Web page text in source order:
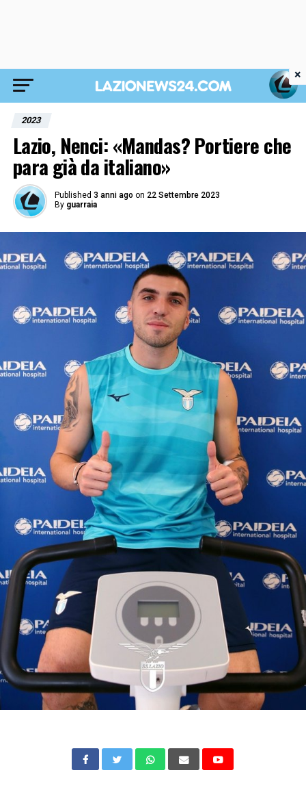
2023
Lazio, Nenci: «Mandas? Portiere che
para già da italiano»
Published 3 anni ago on 22 Settembre 2023
By guarraia
×